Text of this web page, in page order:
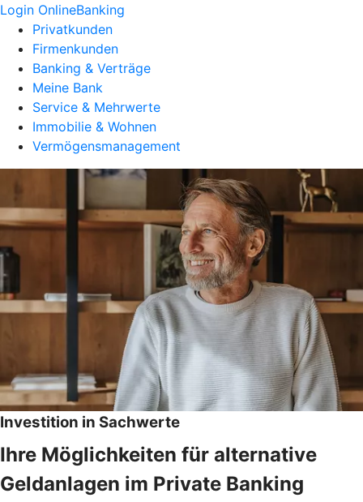
Login OnlineBanking
Privatkunden
Firmenkunden
Banking & Verträge
Meine Bank
Service & Mehrwerte
Immobilie & Wohnen
Vermögensmanagement
Investition in Sachwerte
Ihre Möglichkeiten für alternative
Geldanlagen im Private Banking